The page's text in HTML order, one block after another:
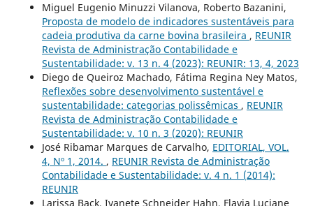
Miguel Eugenio Minuzzi Vilanova, Roberto Bazanini,
Proposta de modelo de indicadores sustentáveis para
cadeia produtiva da carne bovina brasileira , REUNIR
Revista de Administração Contabilidade e
Sustentabilidade: v. 13 n. 4 (2023): REUNIR: 13, 4, 2023
Diego de Queiroz Machado, Fátima Regina Ney Matos,
Reflexões sobre desenvolvimento sustentável e
sustentabilidade: categorias polissêmicas , REUNIR
Revista de Administração Contabilidade e
Sustentabilidade: v. 10 n. 3 (2020): REUNIR
José Ribamar Marques de Carvalho, EDITORIAL, VOL.
4, Nº 1, 2014. , REUNIR Revista de Administração
Contabilidade e Sustentabilidade: v. 4 n. 1 (2014):
REUNIR
Larissa Back, Ivanete Schneider Hahn, Flavia Luciane